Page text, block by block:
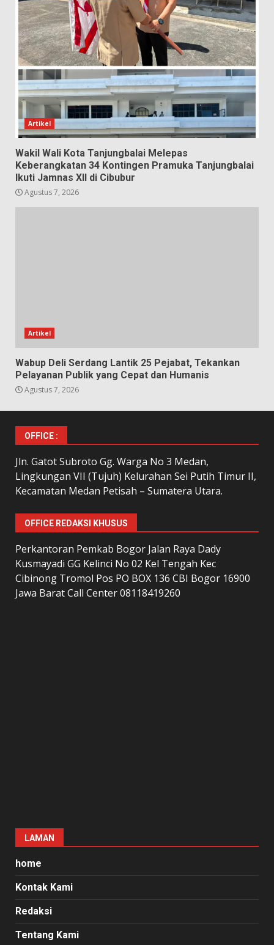
Artikel
Wakil Wali Kota Tanjungbalai Melepas
Keberangkatan 34 Kontingen Pramuka Tanjungbalai
Ikuti Jamnas XII di Cibubur
Agustus 7, 2026
Artikel
Wabup Deli Serdang Lantik 25 Pejabat, Tekankan
Pelayanan Publik yang Cepat dan Humanis
Agustus 7, 2026
OFFICE :
Jln. Gatot Subroto Gg. Warga No 3 Medan,
Lingkungan VII (Tujuh) Kelurahan Sei Putih Timur II,
Kecamatan Medan Petisah – Sumatera Utara.
OFFICE REDAKSI KHUSUS
Perkantoran Pemkab Bogor Jalan Raya Dady
Kusmayadi GG Kelinci No 02 Kel Tengah Kec
Cibinong Tromol Pos PO BOX 136 CBI Bogor 16900
Jawa Barat Call Center 08118419260